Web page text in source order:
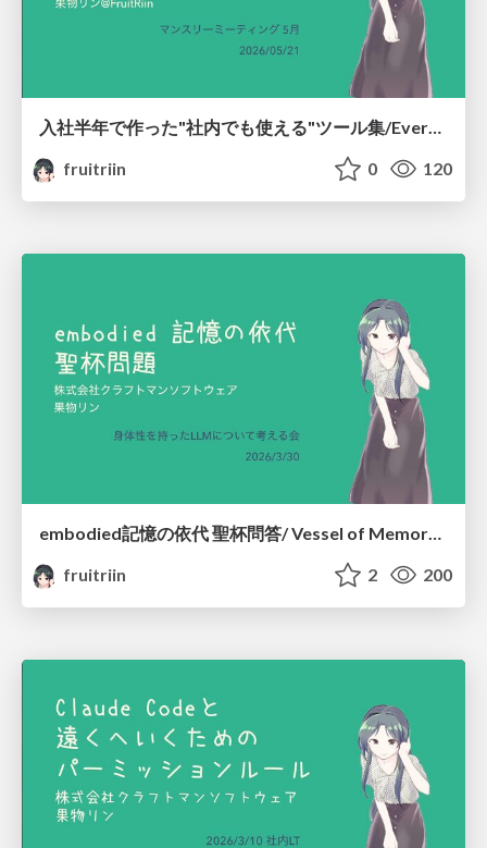
入社半年で作った"社内でも使える"ツール集/Everything I Built on the Side in Half a Year
fruitriin
0 120
embodied記憶の依代 聖杯問答/ Vessel of Memory: The Grail Dialogue #embodied_llm
fruitriin
2 200